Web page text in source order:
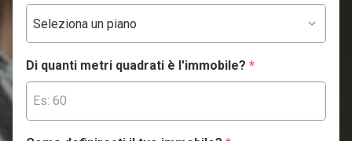
Di quanti metri quadrati è l'immobile? *